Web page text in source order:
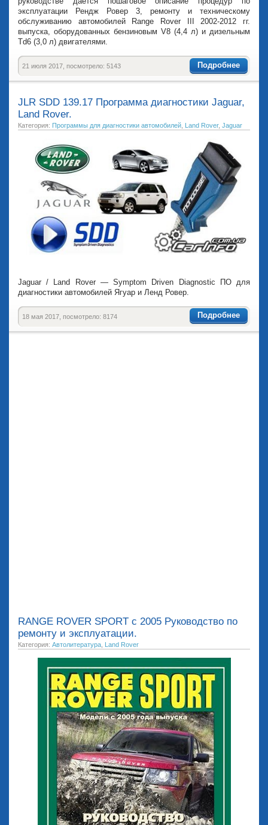
эксплуатации Рендж Ровер 3, ремонту и техническому
обслуживанию автомобилей Range Rover III 2002-2012 гг.
выпуска, оборудованных бензиновым V8 (4,4 л) и дизельным
Td6 (3,0 л) двигателями.
Подробнее
21 июля 2017, посмотрело: 5143
JLR SDD 139.17 Программа диагностики Jaguar,
Land Rover.
Категория: Программы для диагностики автомобилей Land Rover, Jaguar
Jaguar / Land Rover — Symptom Driven Diagnostic ПО для
диагностики автомобилей Ягуар и Ленд Ровер.
Подробнее
18 мая 2017, посмотрело: 8174
RANGE ROVER SPORT с 2005 Руководство по
ремонту и эксплуатации.
Категория: Автолитература Land Rover